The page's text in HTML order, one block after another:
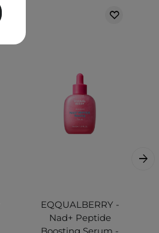
EQQUALBERRY -
Nad+ Peptide
Boosting Serum -